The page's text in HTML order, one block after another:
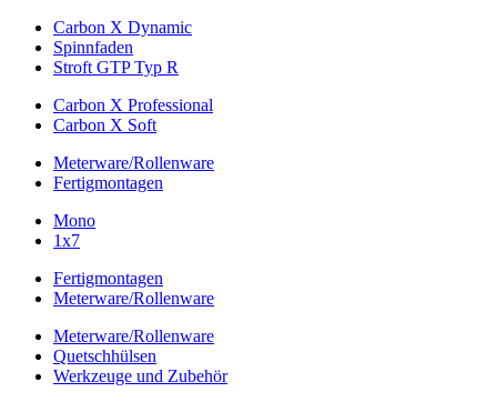
Carbon X Dynamic
Spinnfaden
Stroft GTP Typ R
Carbon X Professional
Carbon X Soft
Meterware/Rollenware
Fertigmontagen
Mono
1x7
Fertigmontagen
Meterware/Rollenware
Meterware/Rollenware
Quetschhülsen
Werkzeuge und Zubehör